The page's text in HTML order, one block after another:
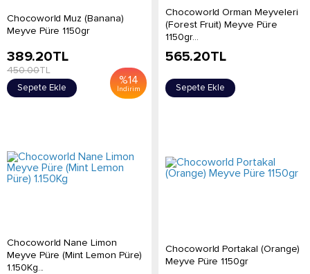
Chocoworld Muz (Banana)
Meyve Püre 1150gr
%14
İndirim
389.20TL
450.00TL
Sepete Ekle
Chocoworld Orman Meyveleri
(Forest Fruit) Meyve Püre
1150gr...
565.20TL
Sepete Ekle
Chocoworld Nane Limon
Meyve Püre (Mint Lemon Püre)
1.150Kg...
Chocoworld Portakal (Orange)
Meyve Püre 1150gr